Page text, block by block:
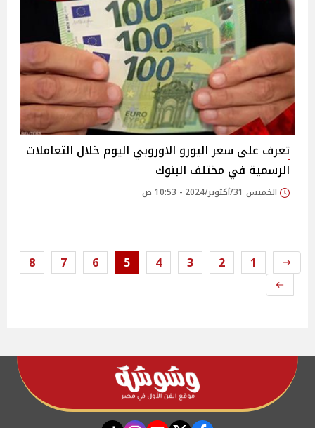
تعرف على سعر اليورو الاوروبي اليوم خلال التعاملات
الرسمية في مختلف البنوك
الخميس 31/أكتوبر/2024 - 10:53 ص
1
2
3
4
5
6
7
8